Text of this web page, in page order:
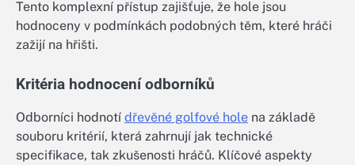
Tento komplexní přístup zajišťuje, že hole jsou
hodnoceny v podmínkách podobných těm, které hráči
zažijí na hřišti.
Kritéria hodnocení odborníků
Odborníci hodnotí dřevěné golfové hole na základě
souboru kritérií, která zahrnují jak technické
specifikace, tak zkušenosti hráčů. Klíčové aspekty